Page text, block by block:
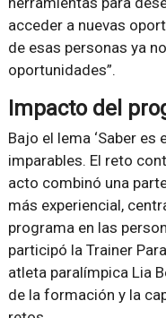
acceder a nuevas
de esas personas ya
oportunidades”.
Impacto del
Bajo el lema ‘Saber
imparables. El reto
acto combinó una
más experiencial,
programa en las
participó la Trainer
atleta paralímpica Lia
de la formación y la